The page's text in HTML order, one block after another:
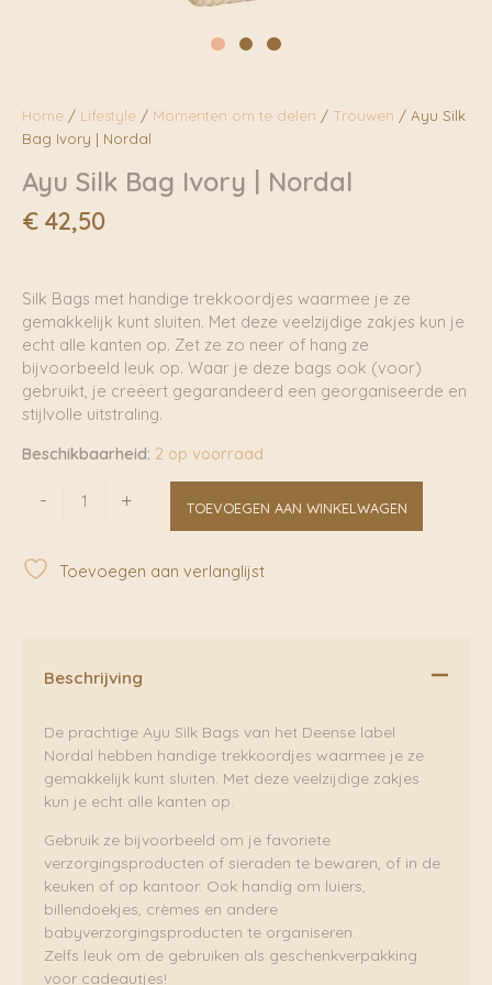
Home / Lifestyle / Momenten om te delen / Trouwen / Ayu Silk
Bag Ivory | Nordal
Ayu Silk Bag Ivory | Nordal
€ 42,50
Silk Bags met handige trekkoordjes waarmee je ze
gemakkelijk kunt sluiten. Met deze veelzijdige zakjes kun je
echt alle kanten op. Zet ze zo neer of hang ze
bijvoorbeeld leuk op. Waar je deze bags ook (voor)
gebruikt, je creëert gegarandeerd een georganiseerde en
stijlvolle uitstraling.
Beschikbaarheid: 2 op voorraad
-
Ivory
+ TOEVOEGEN AAN WINKELWAGEN
Toevoegen aan verlanglijst
Beschrijving
De prachtige Ayu Silk Bags van het Deense label
Nordal hebben handige trekkoordjes waarmee je ze
gemakkelijk kunt sluiten. Met deze veelzijdige zakjes
kun je echt alle kanten op.
Gebruik ze bijvoorbeeld om je favoriete
verzorgingsproducten of sieraden te bewaren, of in de
keuken of op kantoor. Ook handig om luiers,
billendoekjes, crèmes en andere
babyverzorgingsproducten te organiseren.
Zelfs leuk om de gebruiken als geschenkverpakking
voor cadeautjes!